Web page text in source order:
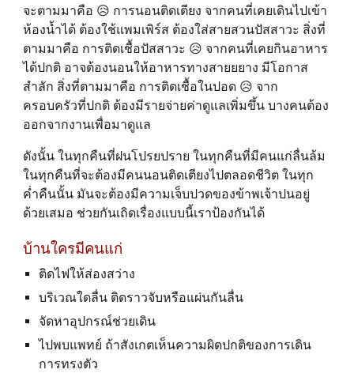
จะตามมาคือ 😥 การนอนติดเตียง จากคนที่เคยเดินไปเข้า
ห้องน้ำได้ ต้องใช้แพมเพิร์ส ต้องใส่สายสวนปัสสาวะ สิ่งที่
ตามมาคือ การติดเชื้อปัสสาวะ 😥 จากคนที่เคยกินอาหาร
ได้ปกติ อาจต้องนอนให้อาหารทางสายยยาง มีโอกาส
สำลัก สิ่งที่ตามมาคือ การติดเชื้อในปอด 😥 จาก
ครอบครัวที่ปกติ ต้องมีรายจ่ายค่าดูแลเพิ่มขึ้น บางคนต้อง
ออกจากงานเพื่อมาดูแล
ดังนั้น ในทุกคืนที่ฝนโปรยปราย ในทุกคืนที่มีคนแก่ลื่นล้ม
ในทุกคืนที่จะต้องมีคนนอนติดเตียงไปตลอดชีวิต ในทุก
ค่ำคืนนั้น มันจะต้องมีความเจ็บปวดของข้าพเจ้าปนอยู่
ด้วยเสมอ ช่วยกันเถิดเรื่องแบบนี้เราป้องกันได้
บ้านใครมีคนแก่
ติดไฟให้ส่องสว่าง
บริเวณใดลื่น ติดราวจับหรือแผ่นกันลื่น
จัดหาอุปกรณ์ช่วยเดิน
ไปพบแพทย์ ถ้าสังเกตเห็นความผิดปกติของการเดิน
การทรงตัว